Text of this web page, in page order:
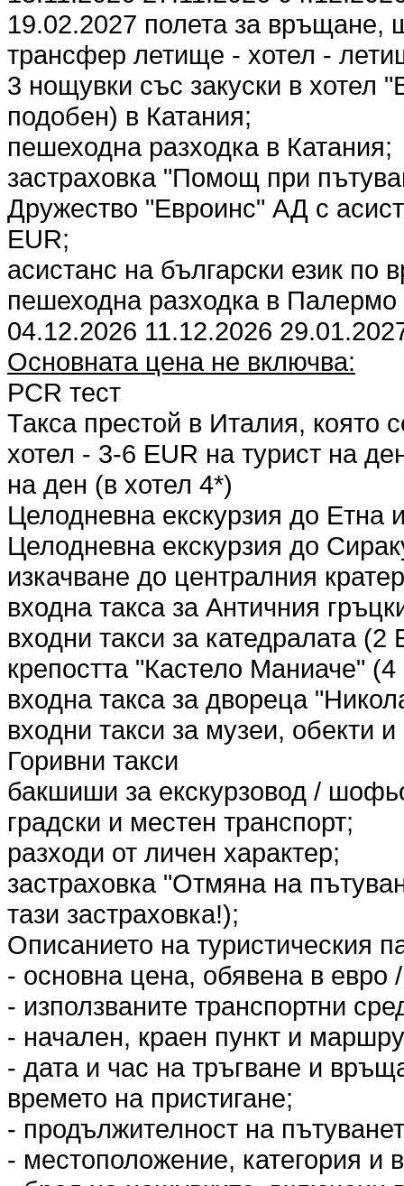
19.02.2027 полета за връщане,
трансфер летище - хотел -
3 нощувки със закуски в хотел
подобен) в Катания;
пешеходна разходка в Катания;
застраховка "Помощ при
Дружество "Евроинс" АД с
EUR;
асистанс на български език по
пешеходна разходка в Палермо
04.12.2026 11.12.2026
Основната цена не включва:
PCR тест
Такса престой в Италия, която
хотел - 3-6 EUR на турист на
на ден (в хотел 4*)
Целодневна екскурзия до Етна
Целодневна екскурзия до
изкачване до централния
входна такса за Античния
входни такси за катедралата
крепостта "Кастело Маниаче"
входна такса за дворецa
входни такси за музеи, обекти
Горивни такси
бакшиши за екскурзовод /
градски и местен транспорт;
разходи от личен характер;
застраховка "Отмяна на
тази застраховка!);
Описанието на туристическия
- основна цена, обявена в евро
- използваните транспортни
- начален, краен пункт и
- дата и час на тръгване и
времето на пристигане;
- продължителност на
- местоположение, категория и